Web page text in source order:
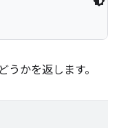
かを返します。